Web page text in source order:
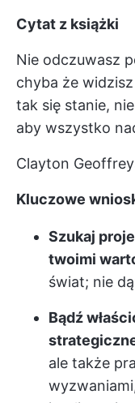
Cytat z książki
Nie odczuwasz
chyba że
tak się stanie,
aby wszystko
Clayton
Kluczowe
Szukaj
twoimi
świat; nie
Bądź
ale także